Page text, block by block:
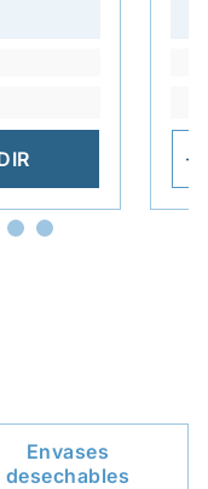
Envases
desechables